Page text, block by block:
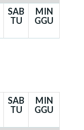
SAB
TU
MIN
GGU
SAB
TU
MIN
GGU